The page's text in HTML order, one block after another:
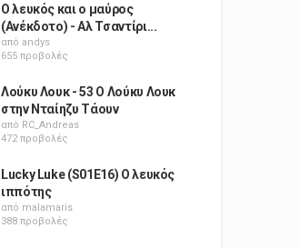
Ο λευκός και ο μαύρος
(Ανέκδοτο) - Αλ Τσαντίρι...
από andys
655 προβολές
Λούκυ Λουκ - 53 Ο Λούκυ Λουκ
στην Νταίηζυ Τάουν
από RC_Andreas
472 προβολές
Lucky Luke (S01E16) Ο λευκός
ιππότης
από malamaris
388 προβολές